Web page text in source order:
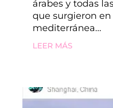
árabes y todas
que surgieron
mediterránea...
LEER MÁS